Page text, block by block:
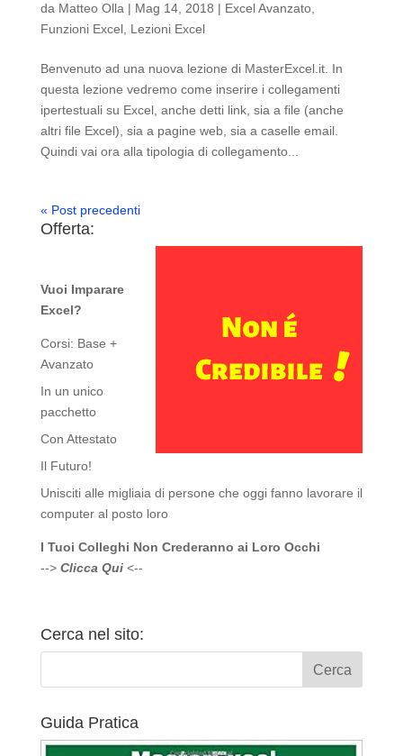
da Matteo Olla | Mag 14, 2018 | Excel Avanzato,
Funzioni Excel, Lezioni Excel
Benvenuto ad una nuova lezione di MasterExcel.it. In
questa lezione vedremo come inserire i collegamenti
ipertestuali su Excel, anche detti link, sia a file (anche
altri file Excel), sia a pagine web, sia a caselle email.
Quindi vai ora alla tipologia di collegamento...
« Post precedenti
Offerta:
Vuoi Imparare
Excel?
Corsi: Base +
Avanzato
In un unico
pacchetto
Con Attestato
Il Futuro!
Unisciti alle migliaia di persone che oggi fanno lavorare il
computer al posto loro
I Tuoi Colleghi Non Crederanno ai Loro Occhi
--> Clicca Qui<--
Cerca nel sito:
Guida Pratica